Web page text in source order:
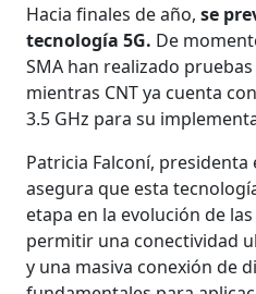
Hacia finales de año, se
tecnología 5G. De
SMA han realizado
mientras CNT ya cuenta
3.5 GHz para su
Patricia Falconí, presidenta
asegura que esta
etapa en la evolución de
permitir una conectividad
y una masiva conexión de